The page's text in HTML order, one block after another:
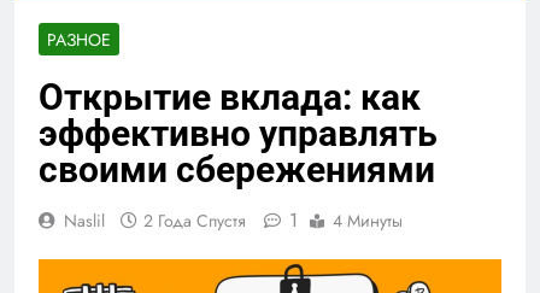
РАЗНОЕ
Открытие вклада: как
эффективно управлять
своими сбережениями
Naslil 2 Года Спустя 1 4 Минуты